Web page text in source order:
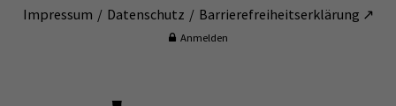
Impressum Datenschutz Barrierefreiheitserklärung ↗
Anmelden